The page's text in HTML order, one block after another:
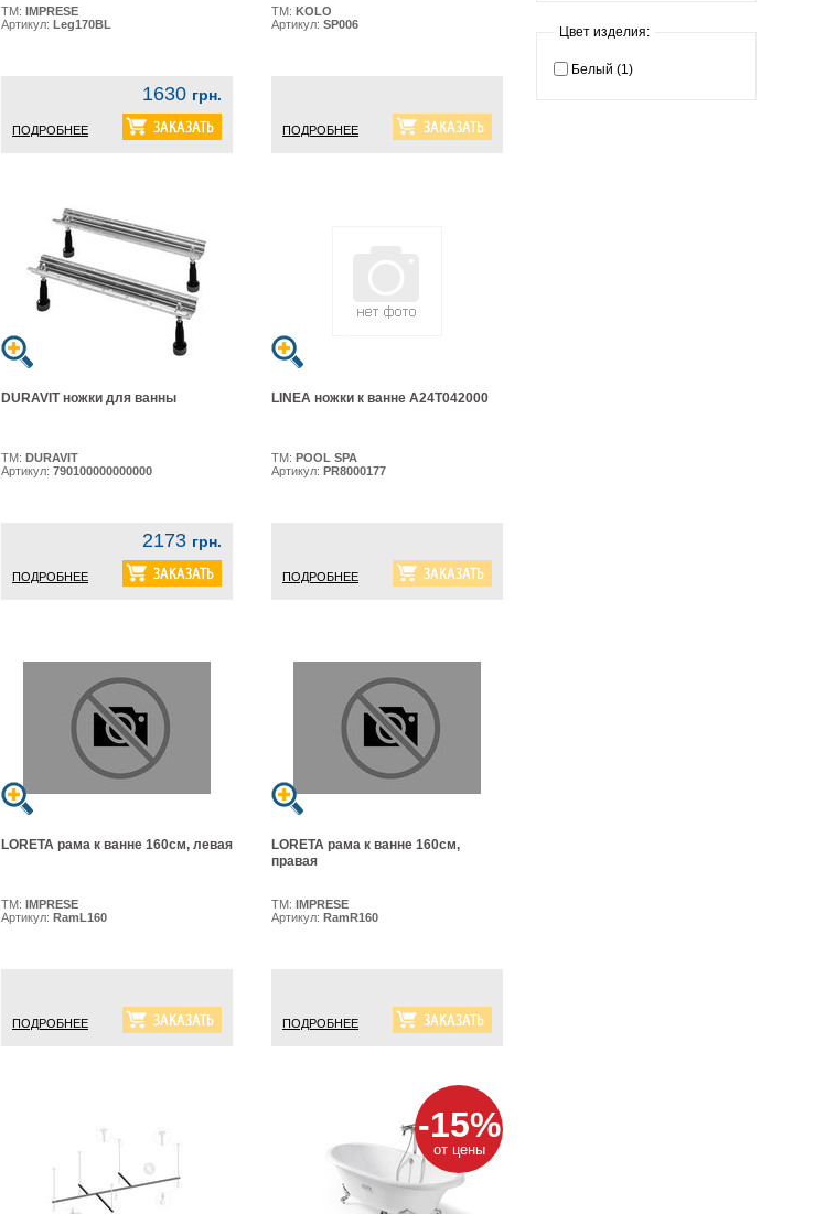
ТМ: IMPRESE
Артикул: Leg170BL
ПОДРОБНЕЕ
1630 грн.
ТМ: KOLO
Артикул: SP006
ПОДРОБНЕЕ
DURAVIT ножки для ванны
ТМ: DURAVIT
Артикул: 790100000000000
ПОДРОБНЕЕ
2173 грн.
LINEA ножки к ванне A24T042000
ТМ: POOL SPA
Артикул: PR8000177
ПОДРОБНЕЕ
LORETA рама к ванне 160см, левая
ТМ: IMPRESE
Артикул: RamL160
ПОДРОБНЕЕ
LORETA рама к ванне 160см,
правая
ТМ: IMPRESE
Артикул: RamR160
ПОДРОБНЕЕ
-15%
от цены
Цвет изделия:
Белый (1)